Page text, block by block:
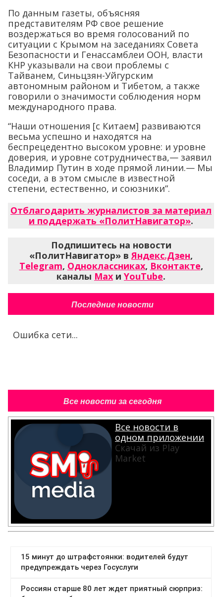
По данным газеты, объясняя
представителям РФ свое решение
воздержаться во время голосований по
ситуации с Крымом на заседаниях Совета
Безопасности и Генассамблеи ООН, власти
КНР указывали на свои проблемы с
Тайванем, Синьцзян-Уйгурским
автономным районом и Тибетом, а также
говорили о значимости соблюдения норм
международного права.
“Наши отношения [с Китаем] развиваются
весьма успешно и находятся на
беспрецедентно высоком уровне: и уровне
доверия, и уровне сотрудничества,— заявил
Владимир Путин в ходе прямой линии.— Мы
соседи, а в этом смысле в известной
степени, естественно, и союзники”.
Отблагодарить журналистов за материал
и поддержать «ПолитНавигатор».
Подпишитесь на новости
«ПолитНавигатор» вЯндекс.Дзен,
Telegram, Одноклассниках, Вконтакте,
каналы Max и YouTube.
Последние новости
Ошибка сети...
Все новости за сегодня
Все новости в
одном приложении
Скачай из Play
Market